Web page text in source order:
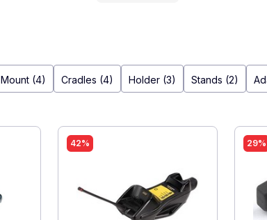
Mount (4) Cradles (4) Holder (3) Stands (2)
42% 29%